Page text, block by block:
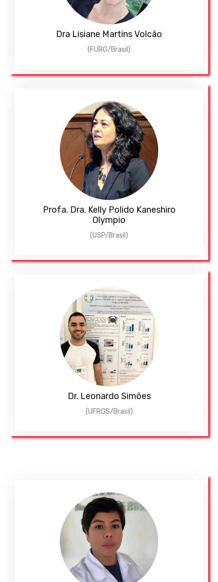
Dra Lisiane Martins Volcão
(FURG/Brasil)
Profa. Dra. Kelly Polido Kaneshiro
Olympio
(USP/Brasil)
Dr. Leonardo Simões
(UFRGS/Brasil)